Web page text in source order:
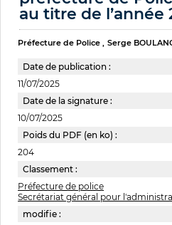
au titre de l’année
Préfecture de Police Serge
Date de publication :
11/07/2025
Date de la signature :
10/07/2025
Poids du PDF (en ko) :
204
Classement :
Préfecture de police
Secrétariat général pour
modifie :